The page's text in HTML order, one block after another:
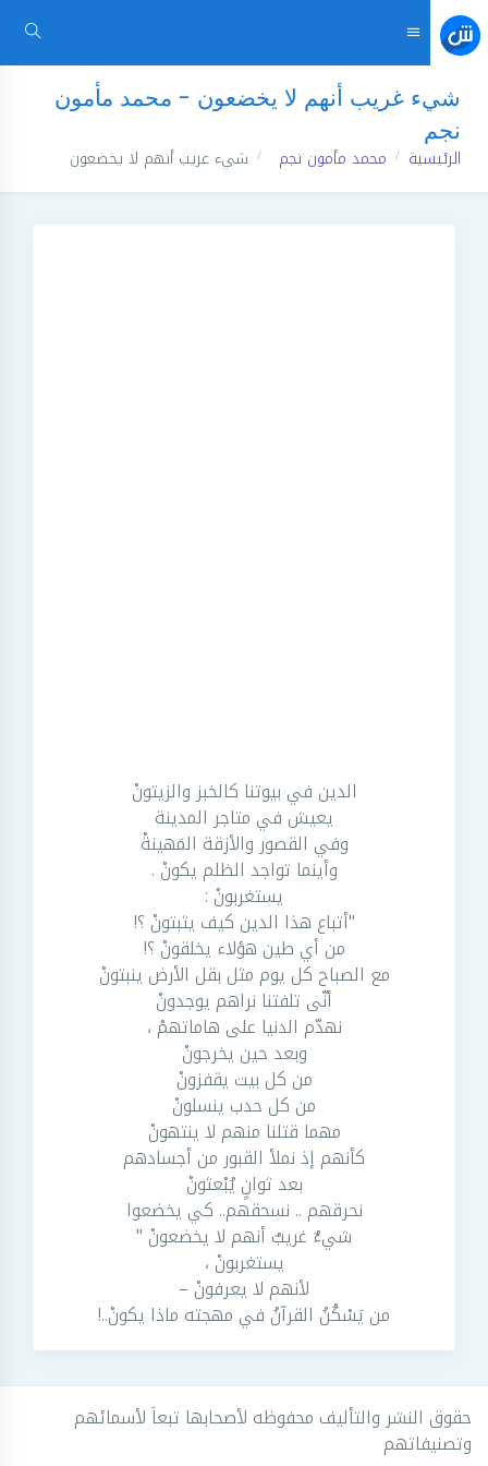
شيء غريب أنهم لا يخضعون - محمد مأمون
نجم
الرئيسية محمد مأمون نجم شيء غريب أنهم لا يخضعون
الدين في بيوتنا كالخبز والزيتونْ
يعيش في متاجر المدينة
وفي القصور والأزقة المَهينةْ
وأينما تواجد الظلم يكونْ .
يستغربونْ :
"أتباع هذا الدين كيف يثبتونْ ؟!
من أي طين هؤلاء يخلقونْ ؟!
مع الصباح كل يوم مثل بقل الأرض ينبتونْ
أنّى تلفتنا نراهم يوجدونْ
نهدّم الدنيا على هاماتهمْ ،
وبعد حين يخرجونْ
من كل بيت يقفزونْ
من كل حدب ينسلونْ
مهما قتلنا منهم لا ينتهونْ
كأنهم إذ نملأ القبور من أجسادهم
بعد ثوانٍ يُبْعثونْ
نحرقهم .. نسحقهم.. كي يخضعوا
شيءٌ غريبٌ أنهم لا يخضعونْ "
يستغربونْ ،
لأنهم لا يعرفونْ –
من يَسْكُنُ القرآنُ في مهجته ماذا يكونْ..!
حقوق النشر والتأليف محفوظه لأصحابها تبعاَ لأسمائهم
وتصنيفاتهم